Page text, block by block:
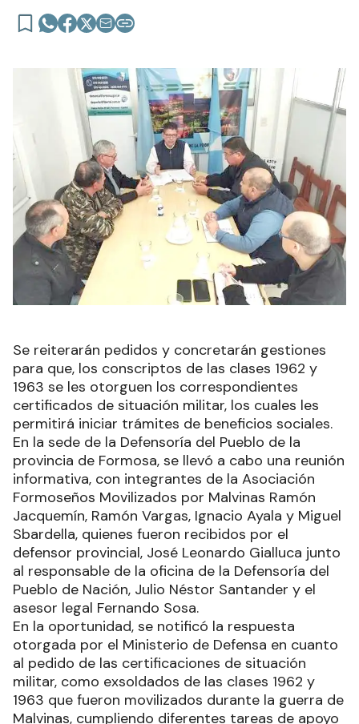
Se reiterarán pedidos y concretarán gestiones
para que, los conscriptos de las clases 1962 y
1963 se les otorguen los correspondientes
certificados de situación militar, los cuales les
permitirá iniciar trámites de beneficios sociales.
En la sede de la Defensoría del Pueblo de la
provincia de Formosa, se llevó a cabo una reunión
informativa, con integrantes de la Asociación
Formoseños Movilizados por Malvinas Ramón
Jacquemín, Ramón Vargas, Ignacio Ayala y Miguel
Sbardella, quienes fueron recibidos por el
defensor provincial, José Leonardo Gialluca junto
al responsable de la oficina de la Defensoría del
Pueblo de Nación, Julio Néstor Santander y el
asesor legal Fernando Sosa.
En la oportunidad, se notificó la respuesta
otorgada por el Ministerio de Defensa en cuanto
al pedido de las certificaciones de situación
militar, como exsoldados de las clases 1962 y
1963 que fueron movilizados durante la guerra de
Malvinas, cumpliendo diferentes tareas de apoyo